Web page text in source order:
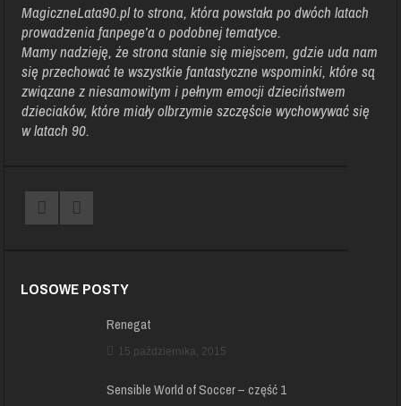
MagiczneLata90.plto strona, która powstała po dwóch latach
prowadzenia fanpege’a o podobnej tematyce.
Mamy nadzieję, że strona stanie się miejscem, gdzie uda nam
się przechować te wszystkie fantastyczne wspominki, które są
związane z niesamowitym i pełnym emocji dzieciństwem
dzieciaków, które miały olbrzymie szczęście wychowywać się
w latach 90.
LOSOWE POSTY
Renegat
15 października, 2015
Sensible World of Soccer – część 1